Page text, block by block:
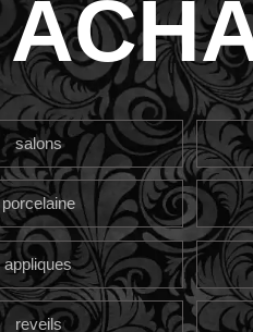
salons
porcelaine
appliques
reveils